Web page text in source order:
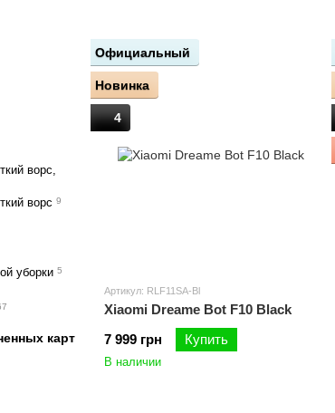
Официальный
Новинка
4
Артикул: RLF11SA-Bl
Xiaomi Dreame Bot F10 Black
7 999 грн
Купить
В наличии
ворс,
ворс 9
уборки 5
карт